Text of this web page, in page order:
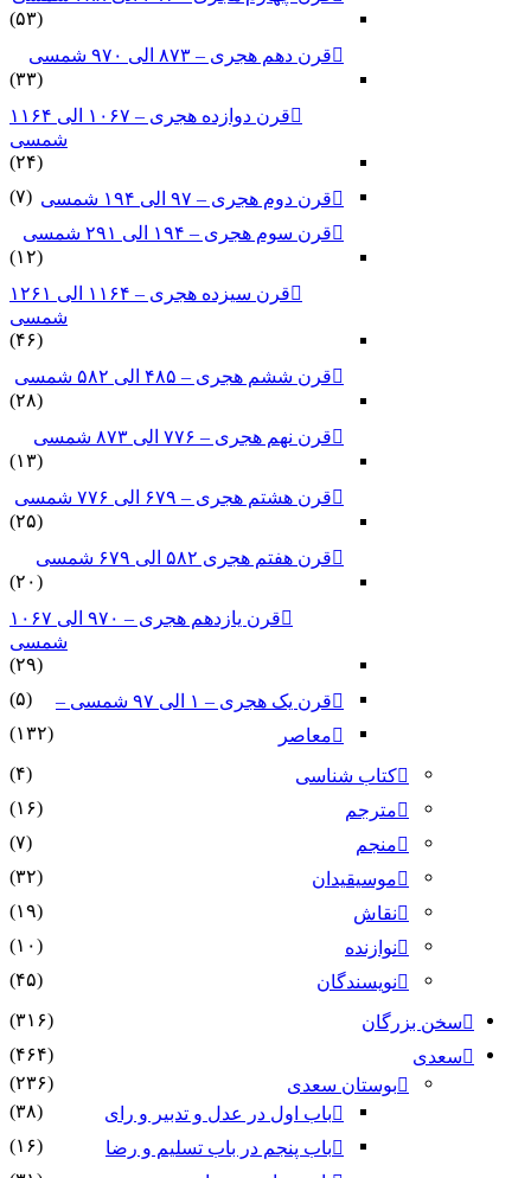
(۵۳)
قرن دهم هجری – ۸۷۳ الی ۹۷۰ شمسی
(۳۳)
قرن دوازده هجری – ۱۰۶۷ الی ۱۱۶۴
شمسی
(۲۴)
قرن دوم هجری – ۹۷ الی ۱۹۴ شمسی
(۷)
قرن سوم هجری – ۱۹۴ الی ۲۹۱ شمسی
(۱۲)
قرن سیزده هجری – ۱۱۶۴ الی ۱۲۶۱
شمسی
(۴۶)
قرن ششم هجری – ۴۸۵ الی ۵۸۲ شمسی
(۲۸)
قرن نهم هجری – ۷۷۶ الی ۸۷۳ شمسی
(۱۳)
قرن هشتم هجری – ۶۷۹ الی ۷۷۶ شمسی
(۲۵)
قرن هفتم هجری ۵۸۲ الی ۶۷۹ شمسی
(۲۰)
قرن یازدهم هجری – ۹۷۰ الی ۱۰۶۷
شمسی
(۲۹)
قرن یک هجری – ۱ الی ۹۷ شمسی –
(۵)
معاصر
(۱۳۲)
کتاب شناسی
(۴)
مترجم
(۱۶)
منجم
(۷)
موسیقیدان
(۳۲)
نقاش
(۱۹)
نوازنده
(۱۰)
نویسندگان
(۴۵)
سخن بزرگان
(۳۱۶)
سعدی
(۴۶۴)
بوستان سعدی
(۲۳۶)
باب اول در عدل و تدبیر و رای
(۳۸)
باب پنجم در باب تسلیم و رضا
(۱۶)